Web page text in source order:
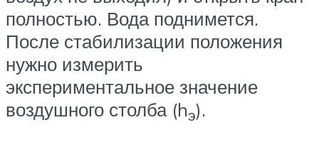
полностью. Вода поднимется.
После стабилизации положения
нужно измерить
экспериментальное значение
воздушного столба (hэ).